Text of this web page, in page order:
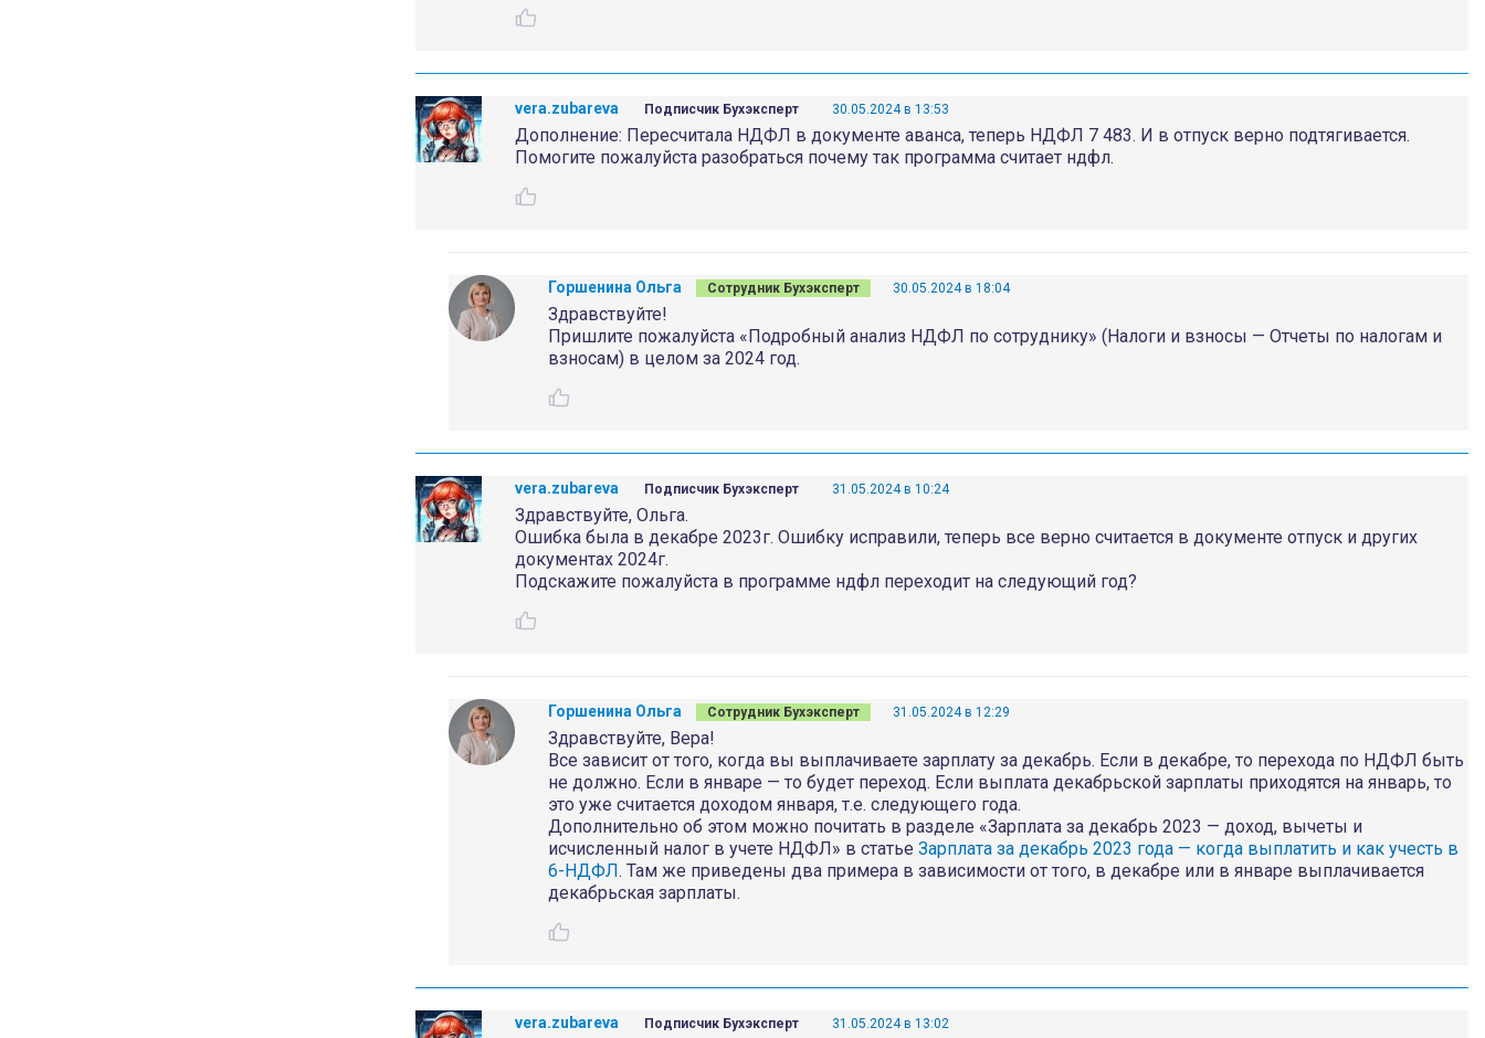
vera.zubareva Подписчик Бухэксперт 30.05.2024 в 13:53
Дополнение: Пересчитала НДФЛ в документе аванса, теперь НДФЛ 7 483. И в отпуск верно подтягивается.
Помогите пожалуйста разобраться почему так программа считает ндфл.
Горшенина Ольга Сотрудник Бухэксперт 30.05.2024 в 18:04
Здравствуйте!
Пришлите пожалуйста «Подробный анализ НДФЛ по сотруднику» (Налоги и взносы — Отчеты по налогам и
взносам) в целом за 2024 год.
vera.zubareva Подписчик Бухэксперт 31.05.2024 в 10:24
Здравствуйте, Ольга.
Ошибка была в декабре 2023г. Ошибку исправили, теперь все верно считается в документе отпуск и других
документах 2024г.
Подскажите пожалуйста в программе ндфл переходит на следующий год?
Горшенина Ольга Сотрудник Бухэксперт 31.05.2024 в 12:29
Здравствуйте, Вера!
Все зависит от того, когда вы выплачиваете зарплату за декабрь. Если в декабре, то перехода по НДФЛ быть
не должно. Если в январе — то будет переход. Если выплата декабрьской зарплаты приходятся на январь, то
это уже считается доходом января, т.е. следующего года.
Дополнительно об этом можно почитать в разделе «Зарплата за декабрь 2023 — доход, вычеты и
исчисленный налог в учете НДФЛ» в статье Зарплата за декабрь 2023 года — когда выплатить и как учесть в
6-НДФЛ. Там же приведены два примера в зависимости от того, в декабре или в январе выплачивается
декабрьская зарплаты.
vera.zubareva Подписчик Бухэксперт 31.05.2024 в 13:02